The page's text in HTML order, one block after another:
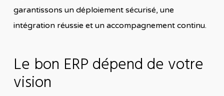
garantissons un déploiement sécurisé, une
intégration réussie et un accompagnement continu.
Le bon ERP dépend de votre
vision